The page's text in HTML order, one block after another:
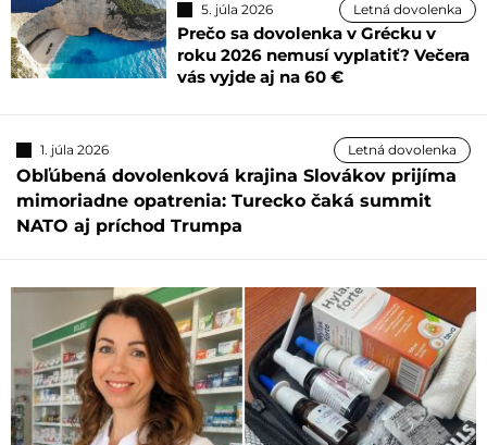
5. júla 2026 Letná dovolenka
Prečo sa dovolenka v Grécku v
roku 2026 nemusí vyplatiť? Večera
vás vyjde aj na 60 €
1. júla 2026 Letná dovolenka
Obľúbená dovolenková krajina Slovákov prijíma
mimoriadne opatrenia: Turecko čaká summit
NATO aj príchod Trumpa